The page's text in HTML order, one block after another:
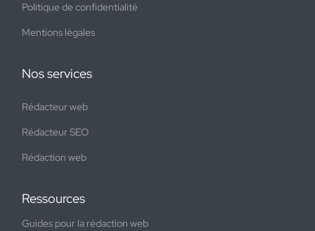
Politique de confidentialité
Mentions légales
Nos services
Rédacteur web
Rédacteur SEO
Rédaction web
Ressources
Guides pour la rédaction web